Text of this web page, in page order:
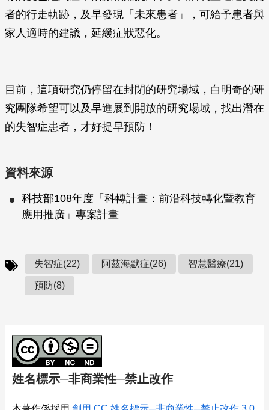
者的行走軌跡，及早發現「未來患者」，可給予患者與
家人適時的建議，延緩症狀惡化。
目前，這項研究仍停留在封閉的研究場域，白明奇的研
究團隊希望可以及早進展到開放的研究場域，找出潛在
的失智症患者，才好提早預防！
資料來源
科技部108年度「科轉計畫：前沿科技轉化暨教育
應用推廣」專案計畫
失智症(22) 阿茲海默症(26) 智慧醫療(21)
預防(8)
姓名標示─非商業性─禁止改作